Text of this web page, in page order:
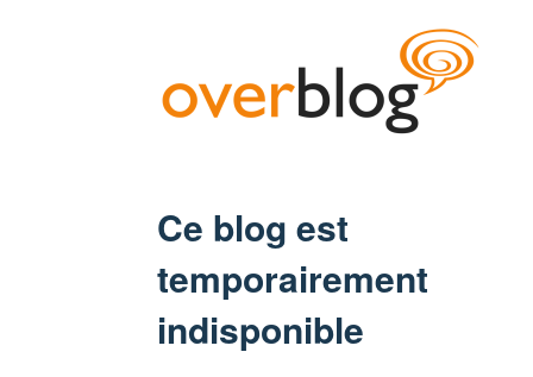
Ce blog est
temporairement
indisponible